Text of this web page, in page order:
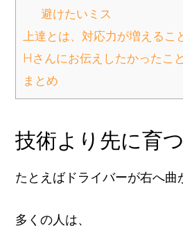
避けたいミス
上達とは、対応力が増えるこ
Hさんにお伝えしたかったこと
まとめ
技術より先に育
たとえばドライバーが右へ曲
多くの人は、